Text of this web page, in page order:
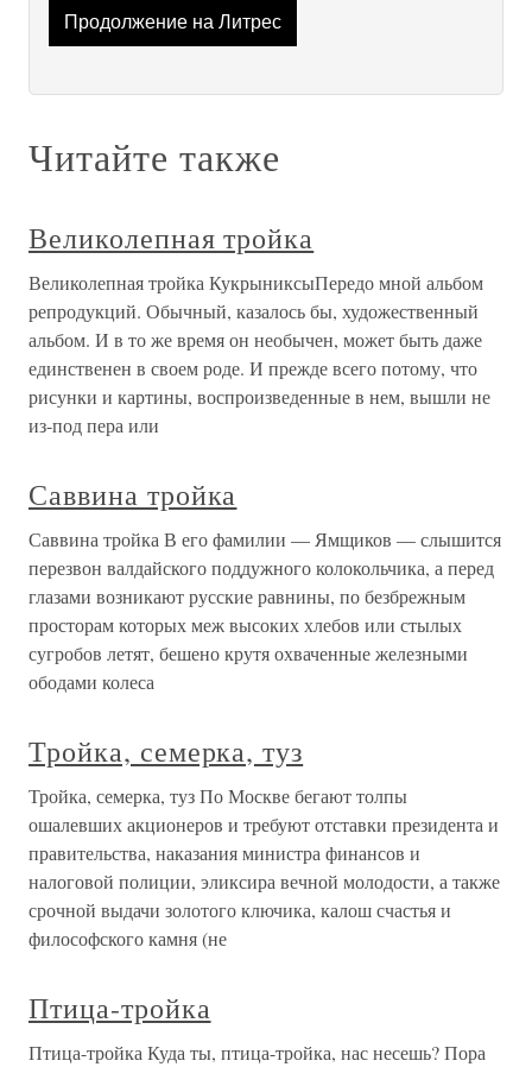
Продолжение на Литрес
Читайте также
Великолепная тройка
Великолепная тройка КукрыниксыПередо мной альбом
репродукций. Обычный, казалось бы, художественный
альбом. И в то же время он необычен, может быть даже
единственен в своем роде. И прежде всего потому, что
рисунки и картины, воспроизведенные в нем, вышли не
из-под пера или
Саввина тройка
Саввина тройка В его фамилии — Ямщиков — слышится
перезвон валдайского поддужного колокольчика, а перед
глазами возникают русские равнины, по безбрежным
просторам которых меж высоких хлебов или стылых
сугробов летят, бешено крутя охваченные железными
ободами колеса
Тройка, семерка, туз
Тройка, семерка, туз По Москве бегают толпы
ошалевших акционеров и требуют отставки президента и
правительства, наказания министра финансов и
налоговой полиции, эликсира вечной молодости, а также
срочной выдачи золотого ключика, калош счастья и
философского камня (не
Птица-тройка
Птица-тройка Куда ты, птица-тройка, нас несешь? Пора